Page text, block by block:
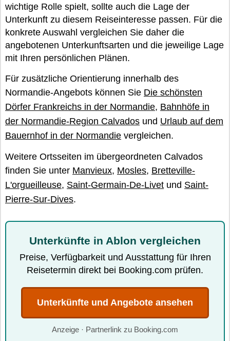
wichtige Rolle spielt, sollte auch die Lage der
Unterkunft zu diesem Reiseinteresse passen. Für die
konkrete Auswahl vergleichen Sie daher die
angebotenen Unterkunftsarten und die jeweilige Lage
mit Ihren persönlichen Plänen.
Für zusätzliche Orientierung innerhalb des
Normandie-Angebots können Sie Die schönsten
Dörfer Frankreichs in der Normandie, Bahnhöfe in
der Normandie-Region Calvados und Urlaub auf dem
Bauernhof in der Normandie vergleichen.
Weitere Ortsseiten im übergeordneten Calvados
finden Sie unter Manvieux, Mosles, Bretteville-
L'orgueilleuse, Saint-Germain-De-Livet und Saint-
Pierre-Sur-Dives.
Unterkünfte in Ablon vergleichen
Preise, Verfügbarkeit und Ausstattung für Ihren
Reisetermin direkt bei Booking.com prüfen.
Unterkünfte und Angebote ansehen
Anzeige · Partnerlink zu Booking.com